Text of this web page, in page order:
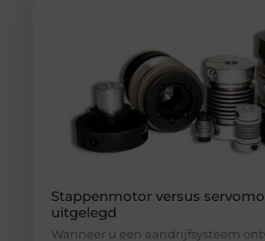
Stappenmotor versus
uitgelegd
Wanneer u een aandrijfsysteem